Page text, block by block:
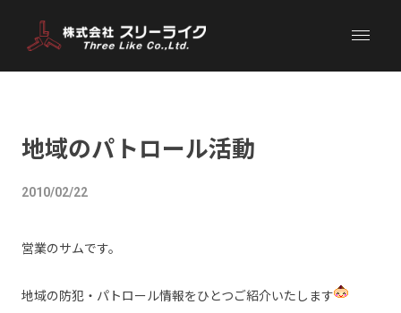
地域のパトロール活動
2010/02/22
営業のサムです。
地域の防犯・パトロール情報をひとつご紹介いたします